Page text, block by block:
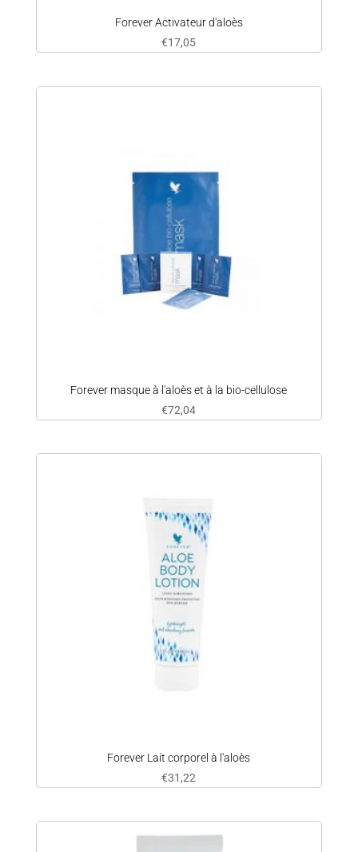
Forever Activateur d'aloès
€17,05
Forever masque à l'aloès et à la bio-cellulose
€72,04
Forever Lait corporel à l'aloès
€31,22